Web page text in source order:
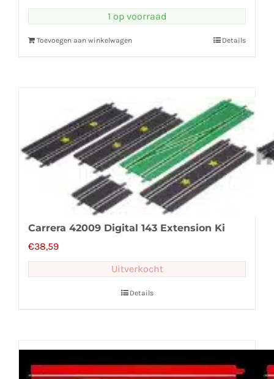
1 op voorraad
Toevoegen aan winkelwagen Details
Carrera 42009 Digital 143 Extension Ki
€38,59
Uitverkocht
Details